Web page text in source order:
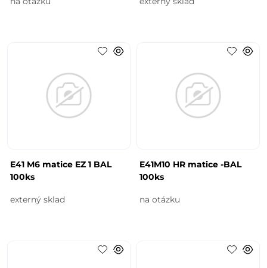
E41 M6 matice EZ 1 BAL
100ks
externý sklad
E41M10 HR matice -BAL
100ks
na otázku